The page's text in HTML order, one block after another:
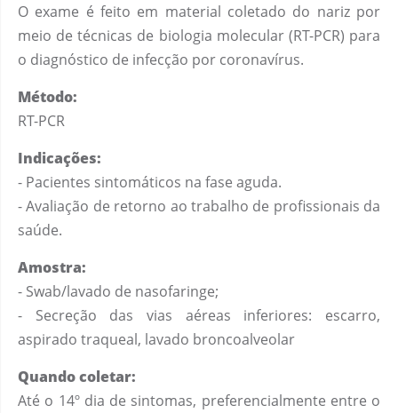
O exame é feito em material coletado do nariz por
meio de técnicas de biologia molecular (RT-PCR) para
o diagnóstico de infecção por coronavírus.
Método:
RT-PCR
Indicações:
- Pacientes sintomáticos na fase aguda.
- Avaliação de retorno ao trabalho de profissionais da
saúde.
Amostra:
- Swab/lavado de nasofaringe;
- Secreção das vias aéreas inferiores: escarro,
aspirado traqueal, lavado broncoalveolar
Quando coletar:
Até o 14º dia de sintomas, preferencialmente entre o